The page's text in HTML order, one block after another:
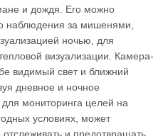
и дождя. Его можно
наблюдения за мишенями,
ночью, для
визуализации. Камера-
видимый свет и ближний
дневное и ночное
мониторинга целей на
условиях, может